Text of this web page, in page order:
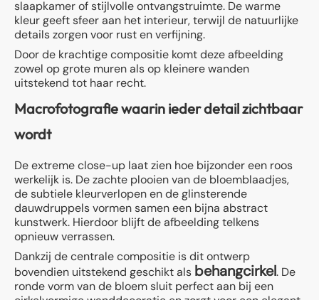
slaapkamer of stijlvolle ontvangstruimte. De warme
kleur geeft sfeer aan het interieur, terwijl de natuurlijke
details zorgen voor rust en verfijning.
Door de krachtige compositie komt deze afbeelding
zowel op grote muren als op kleinere wanden
uitstekend tot haar recht.
Macrofotografie waarin ieder detail zichtbaar
wordt
De extreme close-up laat zien hoe bijzonder een roos
werkelijk is. De zachte plooien van de bloemblaadjes,
de subtiele kleurverlopen en de glinsterende
dauwdruppels vormen samen een bijna abstract
kunstwerk. Hierdoor blijft de afbeelding telkens
opnieuw verrassen.
Dankzij de centrale compositie is dit ontwerp
bovendien uitstekend geschikt als behangcirkel. De
ronde vorm van de bloem sluit perfect aan bij een